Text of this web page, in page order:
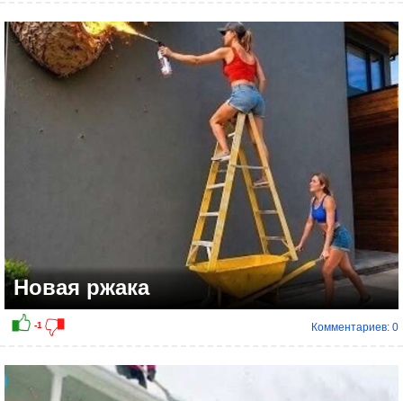
-1
Новая ржака
Комментариев: 0